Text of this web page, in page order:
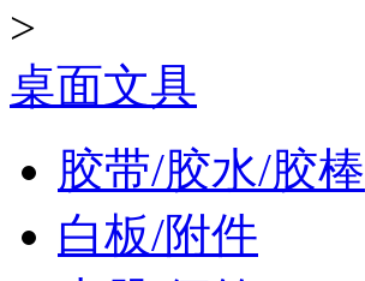
>
桌面文具
胶带/胶水/胶棒
白板/附件